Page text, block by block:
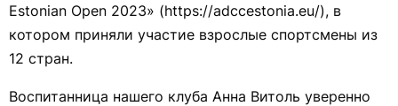
Estonian Open 2023» (https://adccestonia.eu/), в
котором приняли участие взрослые спортсмены из
12 стран.
Воспитанница нашего клуба Анна Витоль уверенно